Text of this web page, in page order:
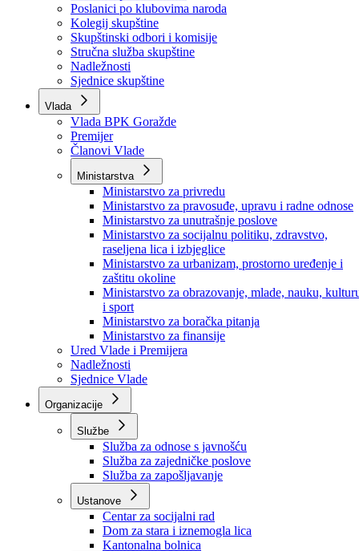
Skupština BPK Goražde
Rukovodstvo
Poslanici po strankama
Poslanici po klubovima naroda
Kolegij skupštine
Skupštinski odbori i komisije
Stručna služba skupštine
Nadležnosti
Sjednice skupštine
Vlada
Vlada BPK Goražde
Premijer
Članovi Vlade
Ministarstva
Ministarstvo za privredu
Ministarstvo za pravosuđe, upravu i radne odnose
Ministarstvo za unutrašnje poslove
Ministarstvo za socijalnu politiku, zdravstvo,
raseljena lica i izbjeglice
Ministarstvo za urbanizam, prostorno uređenje i
zaštitu okoline
Ministarstvo za obrazovanje, mlade, nauku,
i sport
Ministarstvo za boračka pitanja
Ministarstvo za finansije
Ured Vlade i Premijera
Nadležnosti
Sjednice Vlade
Organizacije
Službe
Služba za odnose s javnošću
Služba za zajedničke poslove
Služba za zapošljavanje
Ustanove